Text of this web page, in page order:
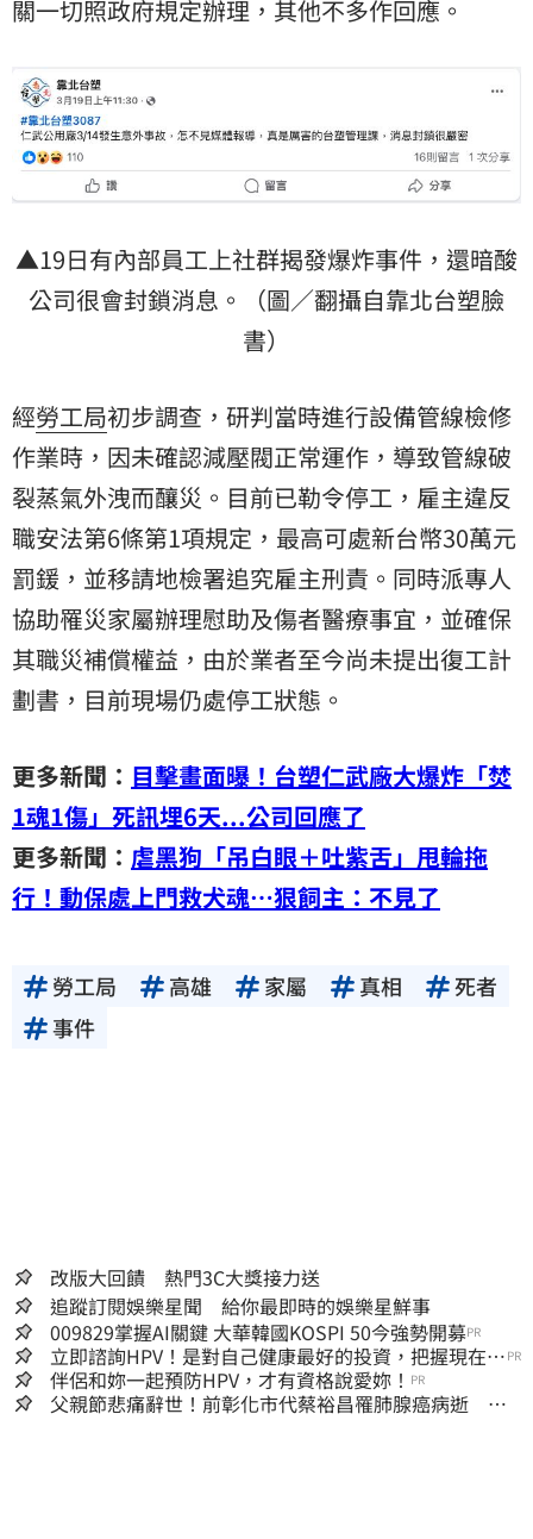
關一切照政府規定辦理，其他不多作回應。
▲19日有內部員工上社群揭發爆炸事件，還暗酸
公司很會封鎖消息。（圖／翻攝自靠北台塑臉
書）
經勞工局初步調查，研判當時進行設備管線檢修
作業時，因未確認減壓閥正常運作，導致管線破
裂蒸氣外洩而釀災。目前已勒令停工，雇主違反
職安法第6條第1項規定，最高可處新台幣30萬元
罰鍰，並移請地檢署追究雇主刑責。同時派專人
協助罹災家屬辦理慰助及傷者醫療事宜，並確保
其職災補償權益，由於業者至今尚未提出復工計
劃書，目前現場仍處停工狀態。
更多新聞： 目擊畫面曝！台塑仁武廠大爆炸「焚
1魂1傷」死訊埋6天...公司回應了
更多新聞： 虐黑狗「吊白眼＋吐紫舌」甩輪拖
行！動保處上門救犬魂…狠飼主：不見了
勞工局 高雄 家屬 真相
死者
事件
改版大回饋 熱門3C大獎接力送
追蹤訂閱娛樂星聞 給你最即時的娛樂星鮮事
009829掌握AI關鍵 大華韓國KOSPI 50今強勢開募PR
立即諮詢HPV！是對自己健康最好的投資，把握現在不
嫌晚！
PR
伴侶和妳一起預防HPV，才有資格說愛妳！ PR
父親節悲痛辭世！前彰化市代蔡裕昌罹肺腺癌病逝 享